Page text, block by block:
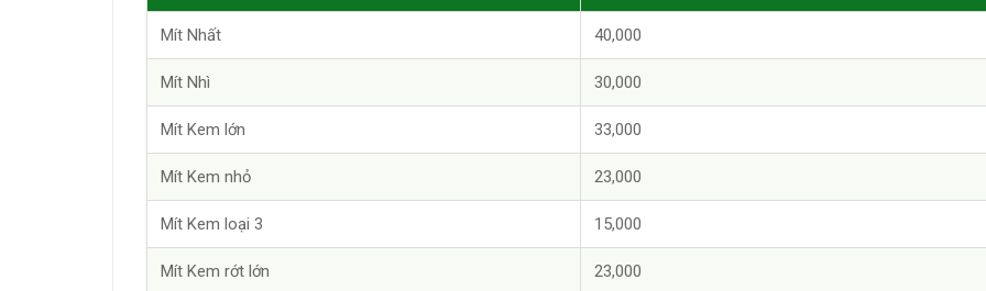
Mít Nhất 40,000
Mít Nhì 30,000
Mít Kem lớn 33,000
Mít Kem nhỏ 23,000
Mít Kem loại 3 15,000
Mít Kem rớt lớn 23,000